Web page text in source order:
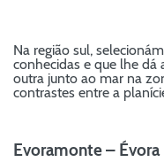
Na região sul,
conhecidas e que lhe dá
outra junto ao mar na
contrastes entre a
Evoramonte – Évora